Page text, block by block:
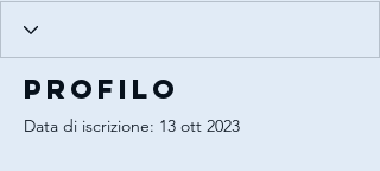
Profilo
Data di iscrizione: 13 ott 2023